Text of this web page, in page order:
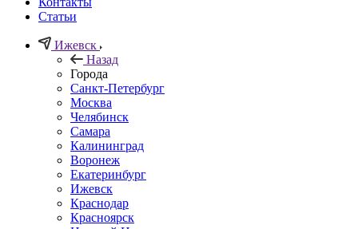
Статьи
Ижевск
Назад
Города
Санкт-Петербург
Москва
Челябинск
Самара
Калининград
Воронеж
Екатеринбург
Ижевск
Краснодар
Красноярск